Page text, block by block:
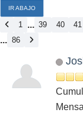
IR ABAJO
1 ... 39 40 41
... 86